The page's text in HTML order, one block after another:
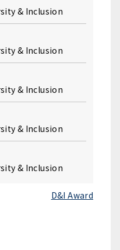
& Inclusion
& Inclusion
& Inclusion
& Inclusion
& Inclusion
D&I Award